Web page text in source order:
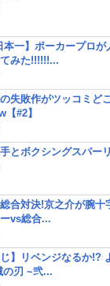
本一】ポーカープロが
みた!!!!!!...
の失敗作がツッコミど
#2】
とボクシングスパー
合対決!京之介が腕十
ーvs総合...
じ】リベンジなるか!?
の刃 ~弐...